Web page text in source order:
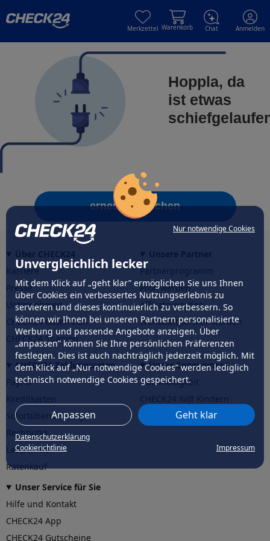
Nur notwendige Cookies
Unvergleichlich lecker
Mit dem Klick auf „geht klar” ermöglichen Sie uns Ihnen
über Cookies ein verbessertes Nutzungserlebnis zu
servieren und dieses kontinuierlich zu verbessern. So
können wir Ihnen bei unseren Partnern personalisierte
Werbung und passende Angebote anzeigen. Über
„anpassen” können Sie Ihre persönlichen Präferenzen
festlegen. Dies ist auch nachträglich jederzeit möglich. Mit
dem Klick auf „Nur notwendige Cookies” werden lediglich
technisch notwendige Cookies gespeichert.
Anpassen Geht klar
Datenschutzerklärung
Cookierichtlinie
Impressum
Merkzettel Warenkorb Chat Anmelden
Hoppla, da
ist etwas
erneut versuchen
Karriere
Presse
Unternehmen
CHECK24 Österreich
CHECK24 Spanien
Partnerprogramm
Profi werden
Affiliate werden
Werkstattpartner werden
CHECK24 Zahlungsarten
PayPal
Sofortüberweisung
Rechnung
Lastschrift
Ratenkauf
Unser Engagement
Nachhaltigkeit
CHECK24hilftder Natur
Unser Service für Sie
Hilfe und Kontakt
CHECK24 App
CHECK24 Gutscheine